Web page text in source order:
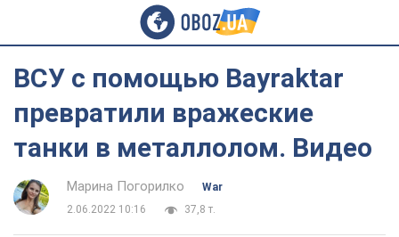
ВСУ с помощью Bayraktar
превратили вражеские
танки в металлолом. Видео
Марина Погорилко
War
2.06.2022 10:16
37,8 т.